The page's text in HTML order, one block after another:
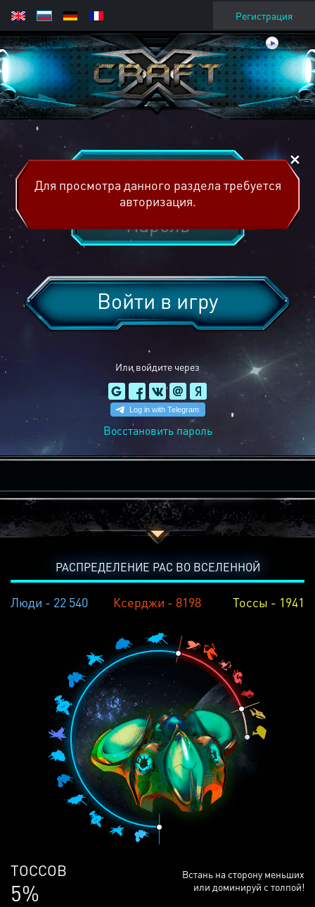
Регистрация
Или войдите через
Войти в игру
Восстановить пароль
Для просмотра данного раздела требуется
авторизация.
РАСПРЕДЕЛЕНИЕ РАС ВО ВСЕЛЕННОЙ
Люди - 22 540 Ксерджи - 8198 Тоссы - 1941
ЛЮДЕЙ
68%
Встань на сторону меньших
или доминируй с толпой!